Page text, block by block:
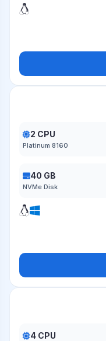
2 CPU
Platinum 8160
40 GB
NVMe Disk
4 CPU